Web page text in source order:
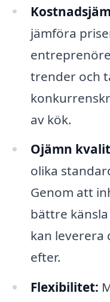
jämföra
trender och
av kök.
Ojämn
olika
Genom att
bättre
kan leverera
efter.
Flexibilitet: